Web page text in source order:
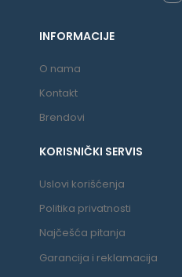
INFORMACIJE
O nama
Kontakt
Brendovi
KORISNIČKI SERVIS
Uslovi korišćenja
Politika privatnosti
Najčešća pitanja
Garancija i reklamacija